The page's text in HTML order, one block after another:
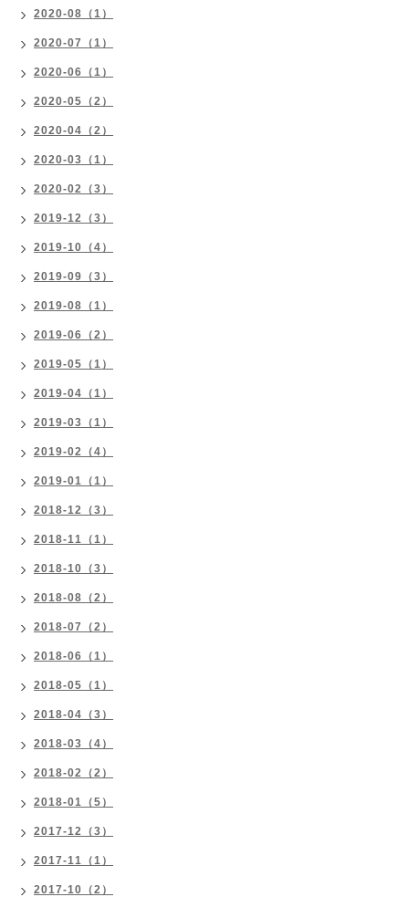
2020-08（1）
2020-07（1）
2020-06（1）
2020-05（2）
2020-04（2）
2020-03（1）
2020-02（3）
2019-12（3）
2019-10（4）
2019-09（3）
2019-08（1）
2019-06（2）
2019-05（1）
2019-04（1）
2019-03（1）
2019-02（4）
2019-01（1）
2018-12（3）
2018-11（1）
2018-10（3）
2018-08（2）
2018-07（2）
2018-06（1）
2018-05（1）
2018-04（3）
2018-03（4）
2018-02（2）
2018-01（5）
2017-12（3）
2017-11（1）
2017-10（2）